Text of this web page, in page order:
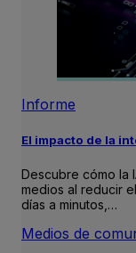
Informe
El impacto de la
Descubre cómo la
medios al reducir
días a minutos,…
Medios de